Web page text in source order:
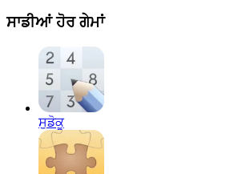
ਸਾਡੀਆਂ ਹੋਰ ਗੇਮਾਂ
ਸੁਡੋਕੂ